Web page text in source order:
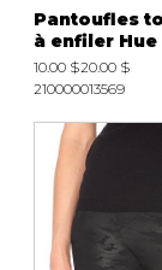
Pantoufles
à enfiler Hue
10.00 $20.00 $
210000013569